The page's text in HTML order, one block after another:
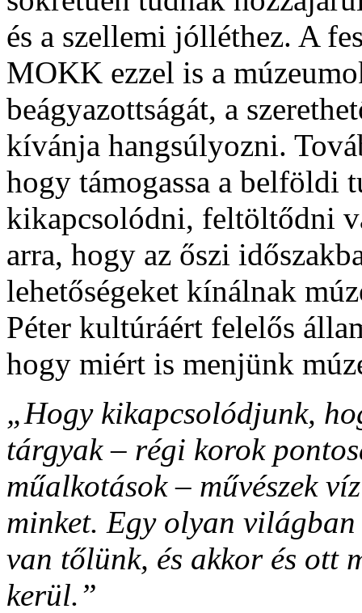
és a szellemi jólléthez. A
MOKK ezzel is a
beágyazottságát, a
kívánja hangsúlyozni.
hogy támogassa a belföldi
kikapcsolódni, feltöltődni
arra, hogy az őszi
lehetőségeket kínálnak
Péter kultúráért felelős
hogy miért is menjünk
„Hogy kikapcsolódjunk,
tárgyak – régi korok
műalkotások – művészek
minket. Egy olyan
van tőlünk, és akkor és ott
kerül.”